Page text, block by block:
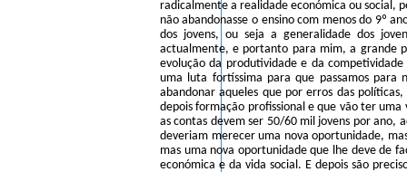
radicalmente a realidade económica ou social,
não abandonasse o ensino com menos do 9º
dos jovens, ou seja a generalidade dos
actualmente, e portanto para mim, a grande
evolução da produtividade e da
uma luta fortíssima para que passamos para
abandonar aqueles que por erros das
depois formação profissional e que vão ter
as contas devem ser 50/60 mil jovens por ano,
deveriam merecer uma nova oportunidade,
mas uma nova oportunidade que lhe deve de
económica e da vida social. E depois são